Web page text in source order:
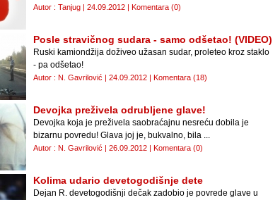
Autor : Tanjug | 24.09.2012 | Komentara (0)
Posle stravičnog sudara - samo odšetao! (VIDEO)
Ruski kamiondžija doživeo užasan sudar, proleteo kroz staklo
- pa odšetao!
Autor : N. Gavrilović | 24.09.2012 | Komentara (18)
Devojka preživela odrubljene glave!
Devojka koja je preživela saobraćajnu nesreću dobila je
bizarnu povredu! Glava joj je, bukvalno, bila ...
Autor : N. Gavrilović | 26.09.2012 | Komentara (0)
Kolima udario devetogodišnje dete
Dejan R. devetogodišnji dečak zadobio je povrede glave u